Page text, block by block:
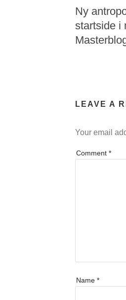
Ny
startside i
LEAVE A
Your email
Comment *
Name *